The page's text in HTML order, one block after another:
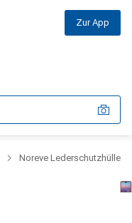
Zur App
Noreve Lederschutzhülle